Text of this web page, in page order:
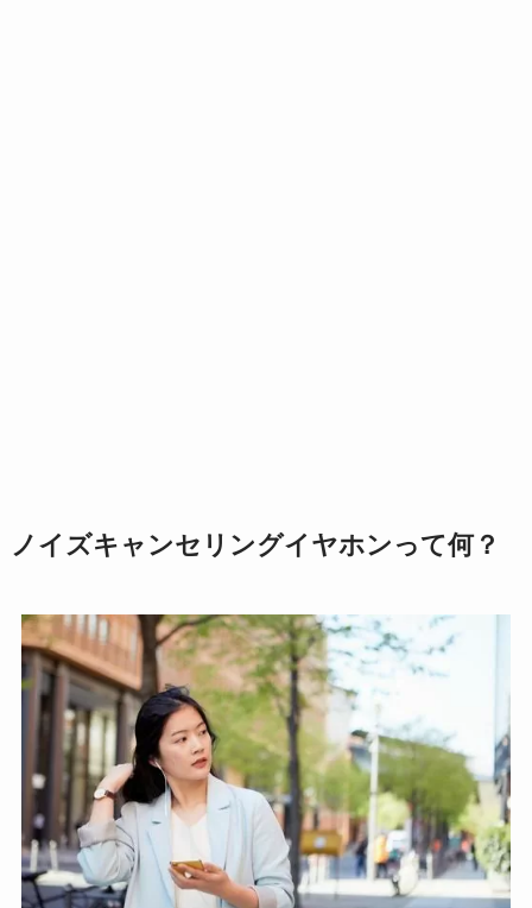
ノイズキャンセリングイヤホンって何？